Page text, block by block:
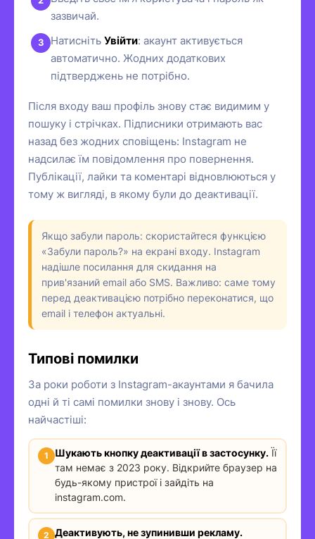
зазвичай.
Натисніть Увійти: акаунт активується
автоматично. Жодних додаткових
підтверджень не потрібно.
Після входу ваш профіль знову стає видимим у
пошуку і стрічках. Підписники отримають вас
назад без жодних сповіщень: Instagram не
надсилає їм повідомлення про повернення.
Публікації, лайки та коментарі відновлюються у
тому ж вигляді, в якому були до деактивації.
Якщо забули пароль: скористайтеся функцією
«Забули пароль?» на екрані входу. Instagram
надішле посилання для скидання на
прив'язаний email або SMS. Важливо: саме тому
перед деактивацією потрібно переконатися, що
email і телефон актуальні.
Типові помилки
За роки роботи з Instagram-акаунтами я бачила
одні й ті самі помилки знову і знову. Ось
найчастіші:
Шукають кнопку деактивації в застосунку.Її
там немає з 2023 року. Відкрийте браузер на
будь-якому пристрої і зайдіть на
instagram.com.
Деактивують, не зупинивши рекламу.